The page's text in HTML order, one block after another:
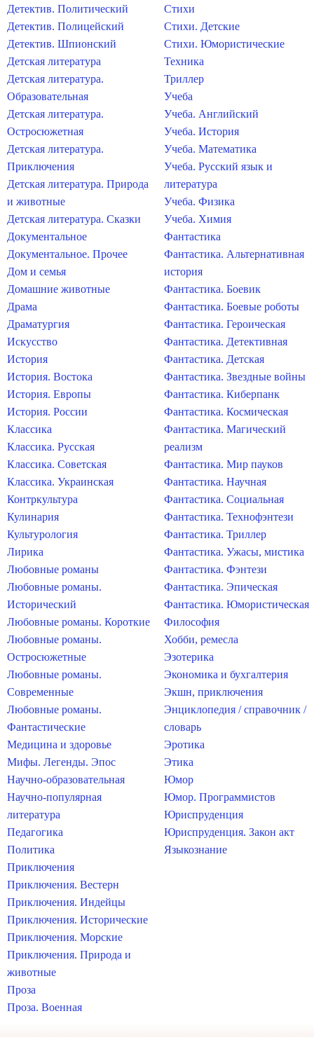
Детектив. Политический
Детектив. Полицейский
Детектив. Шпионский
Детская литература
Детская литература.
Образовательная
Детская литература.
Остросюжетная
Детская литература.
Приключения
Детская литература. Природа
и животные
Детская литература. Сказки
Документальное
Документальное. Прочее
Дом и семья
Домашние животные
Драма
Драматургия
Искусство
История
История. Востока
История. Европы
История. России
Классика
Классика. Русская
Классика. Советская
Классика. Украинская
Контркультура
Кулинария
Культурология
Лирика
Любовные романы
Любовные романы.
Исторический
Любовные романы. Короткие
Любовные романы.
Остросюжетные
Любовные романы.
Современные
Любовные романы.
Фантастические
Медицина и здоровье
Мифы. Легенды. Эпос
Научно-образовательная
Научно-популярная
литература
Педагогика
Политика
Приключения
Приключения. Вестерн
Приключения. Индейцы
Приключения. Исторические
Приключения. Морские
Приключения. Природа и
животные
Проза
Проза. Военная
Стихи
Стихи. Детские
Стихи. Юмористические
Техника
Триллер
Учеба
Учеба. Английский
Учеба. История
Учеба. Математика
Учеба. Русский язык и
литература
Учеба. Физика
Учеба. Химия
Фантастика
Фантастика. Альтернативная
история
Фантастика. Боевик
Фантастика. Боевые роботы
Фантастика. Героическая
Фантастика. Детективная
Фантастика. Детская
Фантастика. Звездные войны
Фантастика. Киберпанк
Фантастика. Космическая
Фантастика. Магический
реализм
Фантастика. Мир пауков
Фантастика. Научная
Фантастика. Социальная
Фантастика. Технофэнтези
Фантастика. Триллер
Фантастика. Ужасы, мистика
Фантастика. Фэнтези
Фантастика. Эпическая
Фантастика. Юмористическая
Философия
Хобби, ремесла
Эзотерика
Экономика и бухгалтерия
Экшн, приключения
Энциклопедия / справочник /
словарь
Эротика
Этика
Юмор
Юмор. Программистов
Юриспруденция
Юриспруденция. Закон акт
Языкознание